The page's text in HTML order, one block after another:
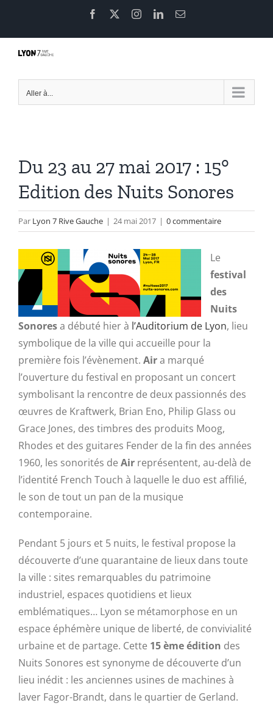
contenu
Facebook InstagramLinkedInEmail
Aller à...
Du 23 au 27 mai 2017 : 15°
Edition des Nuits Sonores
Par Lyon 7 Rive Gauche | 24 mai 2017 | 0 commentaire
Le
festival
des
Nuits
Sonoresa débuté hier à l’Auditorium de Lyon, lieu
symbolique de la ville qui accueille pour la
première fois l’évènement. Aira marqué
l’ouverture du festival en proposant un concert
symbolisant la rencontre de deux passionnés des
œuvres de Kraftwerk, Brian Eno, Philip Glass ou
Grace Jones, des timbres des produits Moog,
Rhodes et des guitares Fender de la fin des années
1960, les sonorités de Air représentent, au-delà de
l’identité French Touch à laquelle le duo est affilié,
le son de tout un pan de la musique
contemporaine.
Pendant 5 jours et 5 nuits, le festival propose la
découverte d’une quarantaine de lieux dans toute
la ville : sites remarquables du patrimoine
industriel, espaces quotidiens et lieux
emblématiques… Lyon se métamorphose en un
espace éphémère unique de liberté, de convivialité
urbaine et de partage. Cette 15 ème édition des
Nuits Sonores est synonyme de découverte d’un
lieu inédit : les anciennes usines de machines à
laver Fagor-Brandt, dans le quartier de Gerland.